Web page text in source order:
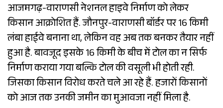
आजमगढ़-वाराणसी नेशनल हाइवे निर्माण को लेकर
किसान आक्रोशित हैं. जौनपुर-वाराणसी बॉर्डर पर 16 किमी
लंबा हाईवे बनाना था, लेकिन वह अब तक बनकर तैयार नहीं
हुआ है. बावजूद इसके 16 किमी के बीच में टोल का न सिर्फ
निर्माण कराया गया बल्कि टोल की वसूली भी होती रही.
जिसका किसान विरोध करते चले आ रहे हैं. हजारों किसानों
को आज तक उनकी जमीन का मुआवजा नहीं मिला है.